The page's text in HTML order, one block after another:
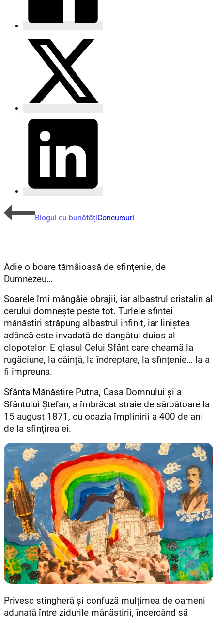
Blogul cu bunătățiConcursuri
Adie o boare tămâioasă de sfințenie, de
Dumnezeu…
Soarele îmi mângâie obrajii, iar albastrul cristalin al
cerului domnește peste tot. Turlele sfintei
mănăstiri străpung albastrul infinit, iar liniștea
adâncă este invadată de dangătul duios al
clopotelor. E glasul Celui Sfânt care cheamă la
rugăciune, la căință, la îndreptare, la sfințenie… la a
fi împreună.
Sfânta Mănăstire Putna, Casa Domnului și a
Sfântului Ștefan, a îmbrăcat straie de sărbătoare la
15 august 1871, cu ocazia împlinirii a 400 de ani
de la sfințirea ei.
Privesc stingheră și confuză mulțimea de oameni
adunată între zidurile mănăstirii, încercând să